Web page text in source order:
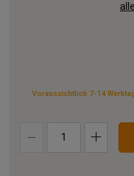
20.00x2.00 m
Voraussichtlich 7-14